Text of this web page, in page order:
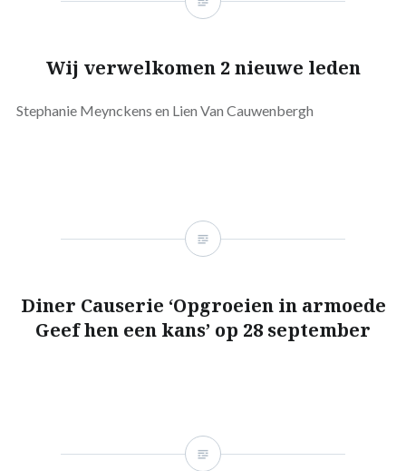
Wij verwelkomen 2 nieuwe leden
Stephanie Meynckens en Lien Van Cauwenbergh
Diner Causerie ‘Opgroeien in armoede
Geef hen een kans’ op 28 september